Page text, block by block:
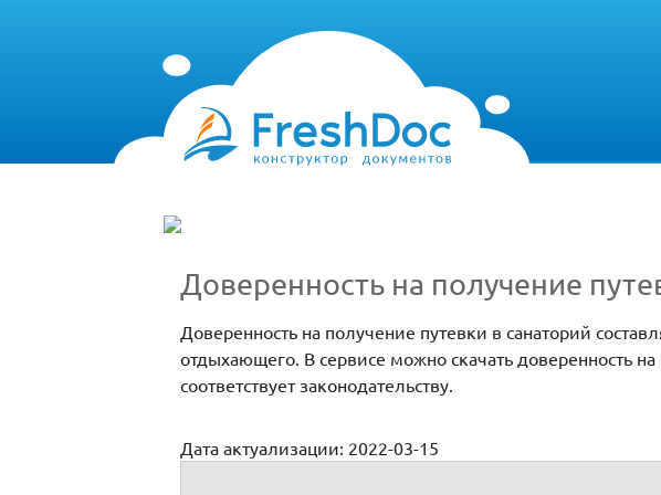
Доверенность на получение
Доверенность на получение путевки в санаторий
отдыхающего. В сервисе можно скачать доверенность
соответствует законодательству.
Дата актуализации: 2022-03-15